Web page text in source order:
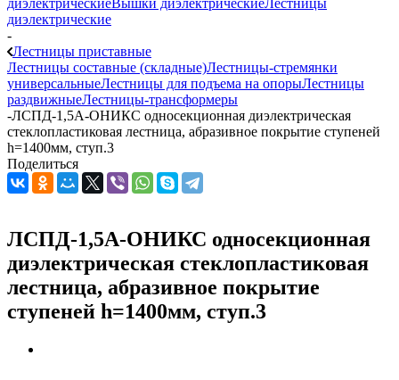
диэлектрическиеВышки диэлектрическиеЛестницы
диэлектрические
-
Лестницы приставные
Лестницы составные (складные)Лестницы-стремянки
универсальныеЛестницы для подъема на опорыЛестницы
раздвижныеЛестницы-трансформеры
-ЛСПД-1,5А-ОНИКС односекционная диэлектрическая
стеклопластиковая лестница, абразивное покрытие ступеней
h=1400мм, ступ.3
Поделиться
ЛСПД-1,5А-ОНИКС односекционная
диэлектрическая стеклопластиковая
лестница, абразивное покрытие
ступеней h=1400мм, ступ.3